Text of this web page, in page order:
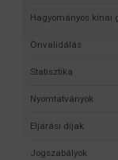
Hagyományos kínai
Önvalidálás
Statisztika
Nyomtatványok
Eljárási díjak
Jogszabályok